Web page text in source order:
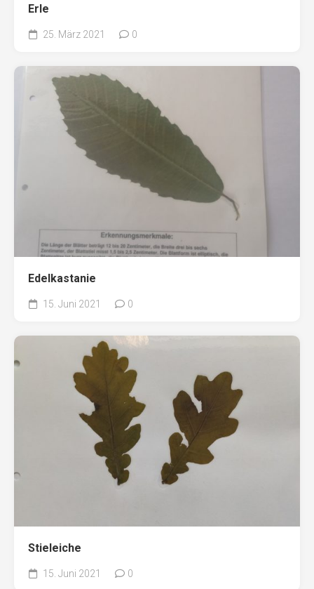
Erle
25. März 2021 0
Edelkastanie
15. Juni 2021 0
Stieleiche
15. Juni 2021 0